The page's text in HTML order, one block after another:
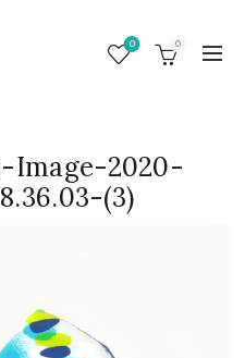
0 0
Image-2020-
(3)